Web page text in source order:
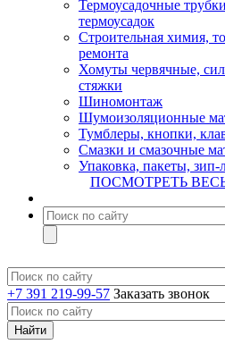
Термоусадочные
термоусадок
Строительная химия,
ремонта
Хомуты червячные,
стяжки
Шиномонтаж
Шумоизоляционные
Тумблеры, кнопки,
Смазки и смазочные
Упаковка, пакеты,
ПОСМОТРЕТЬ
+7 391 219-99-57 Заказать звонок